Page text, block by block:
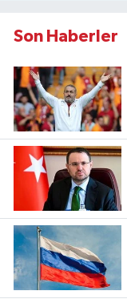
Son Haberler